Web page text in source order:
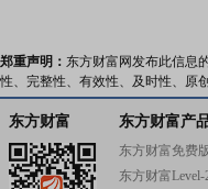
郑重声明： 东方财富网发布此信息
性、完整性、有效性、及时性、原
东方财富 东方财富产
东方财富免费
东方财富Level-